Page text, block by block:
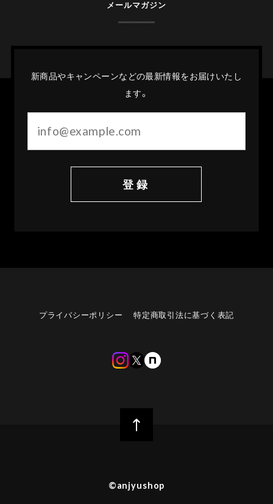
メールマガジン
新商品やキャンペーンなどの最新情報をお届けいたし
ます。
登録
プライバシーポリシー 特定商取引法に基づく表記
©︎anjyushop